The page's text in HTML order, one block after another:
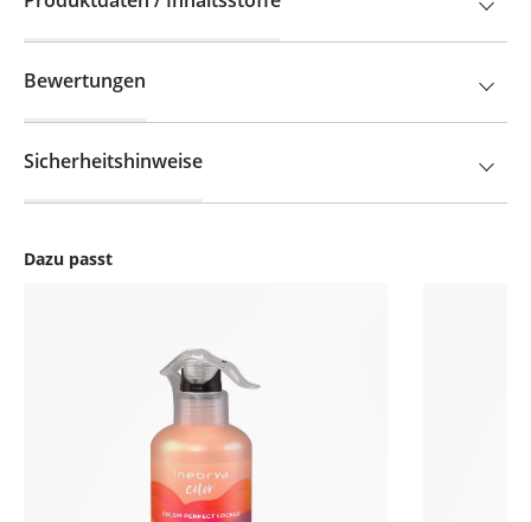
Dazu passt
Bewertungen
Sicherheitshinweise